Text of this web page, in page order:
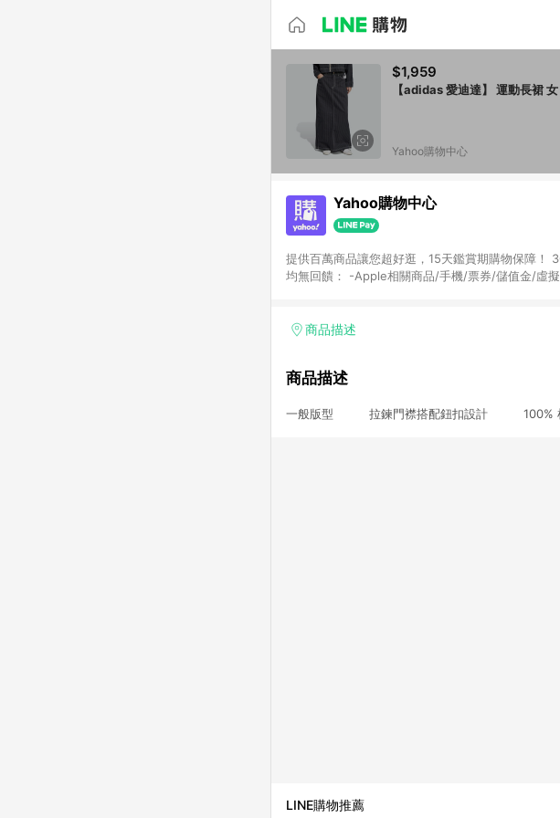
$1,959
【adidas 愛迪達】 運動長裙
Yahoo購物中心
Yahoo購物中心
提供百萬商品讓您超好逛，15天鑑賞期購物保障！ 3C及特殊商
均無回饋： -Apple相關商品/手機/票券/儲值金/虛
Yahoo超贈點回饋者 - 購物中心商店之商品：商品
商品描述
商品描述
一般版型 拉鍊門襟搭配鈕扣設計
LINE購物推薦